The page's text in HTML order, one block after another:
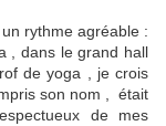
agréable :
, dans le grand hall
de yoga , je crois
son nom , était
de mes